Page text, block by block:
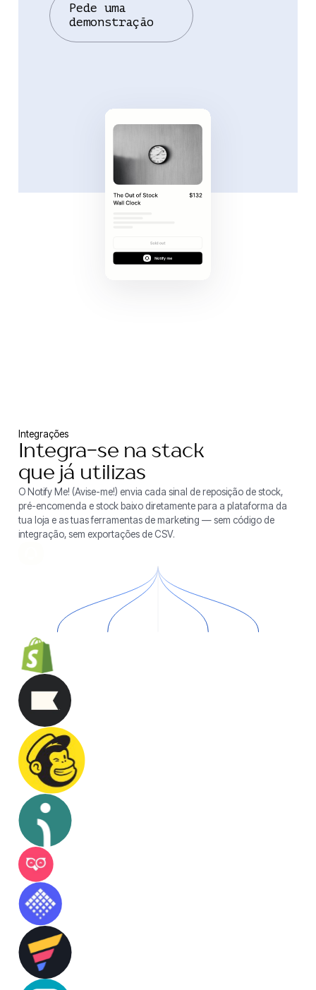
reposição
Pede uma
Integrações
Integra-se na stack
que já utilizas
O Notify Me! (Avise-me!) envia cada sinal de reposição de stock,
pré-encomenda e stock baixo diretamente para a plataforma da
tua loja e as tuas ferramentas de marketing — sem código de
integração, sem exportações de CSV.